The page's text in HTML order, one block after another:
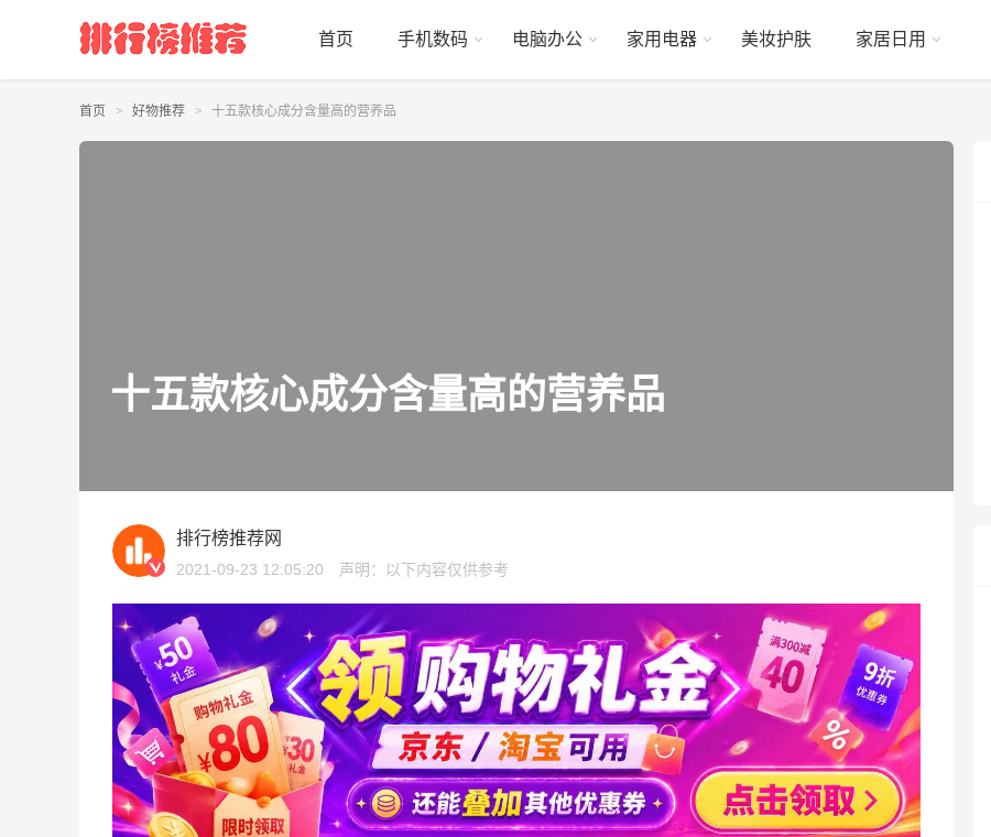
首页 手机数码 电脑办公 家用电器 美妆护肤 家居日用
首页 好物推荐 十五款核心成分含量高的营养品
十五款核心成分含量高的营养品
排行榜推荐网
2021-09-23 12:05:20 声明：以下内容仅供参考